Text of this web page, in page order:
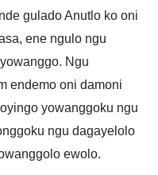
gulado Anutlo ko oni
ene ngulo ngu
Ngu
endemo oni damoni
yowanggoku ngu
ngu dagayelolo
ewolo.